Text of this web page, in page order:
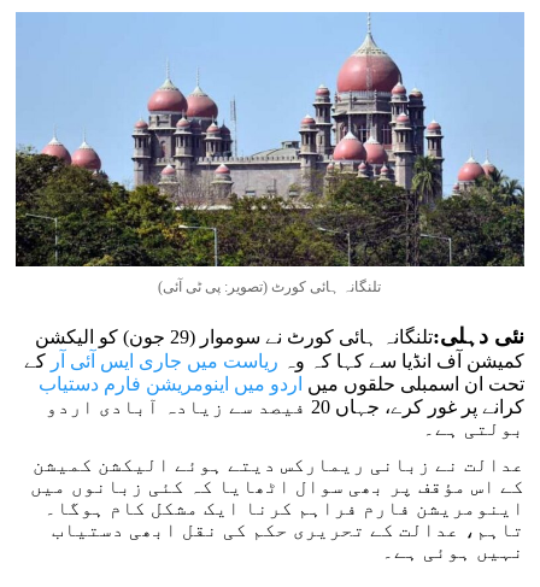
تلنگانہ ہائی کورٹ (تصویر: پی ٹی آئی)
نئی دہلی:
تلنگانہ ہائی کورٹ نے سوموار (29 جون) کو الیکشن
کمیشن آف انڈیا سے کہا کہ وہ ریاست میں جاری ایس آئی آر کے
تحت ان اسمبلی حلقوں میں اردو میں اینومریشن فارم دستیاب
کرانے پر غور کرے، جہاں 20 فیصد سے زیادہ آبادی اردو
بولتی ہے۔
عدالت نے زبانی ریمارکس دیتے ہوئے الیکشن کمیشن
کے اس مؤقف پر بھی سوال اٹھایا کہ کئی زبانوں میں
اینومریشن فارم فراہم کرنا ایک مشکل کام ہوگا۔
تاہم، عدالت کے تحریری حکم کی نقل ابھی دستیاب
نہیں ہوئی ہے۔